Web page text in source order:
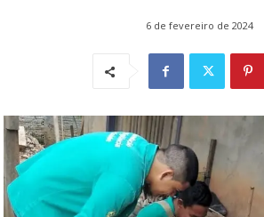
6 de fevereiro de 2024